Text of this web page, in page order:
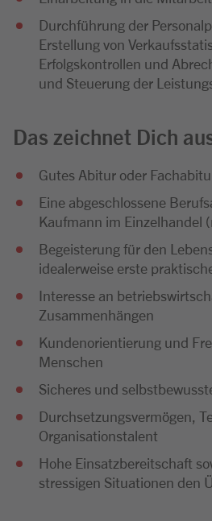
Durchführung der
Erstellung von
Erfolgskontrollen und
und Steuerung der
Das zeichnet Dich
Gutes Abitur oder
Eine abgeschlossene
Kaufmann im Einzelhandel
Begeisterung für den
idealerweise erste
Interesse an
Zusammenhängen
Kundenorientierung und
Menschen
Sicheres und
Durchsetzungsvermögen,
Organisationstalent
Hohe Einsatzbereitschaft
stressigen Situationen den